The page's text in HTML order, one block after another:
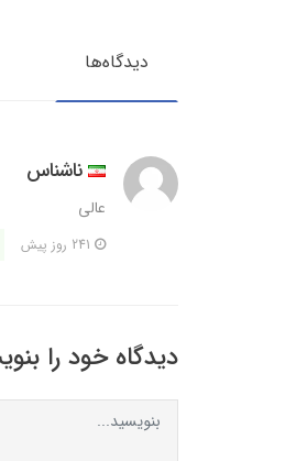
دیدگاه‌ها
ناشناس
عالی
دیدگاه خود را